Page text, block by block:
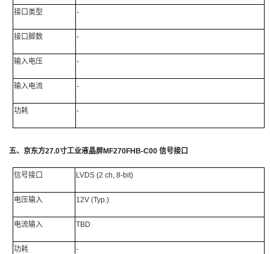
接口类型 -
接口脚数 -
输入电压 -
输入电流 -
功耗 -
五、 京东方27.0寸工业液晶屏MF270FHB-C00 信号接口
信号接口 LVDS (2 ch, 8-bit)
电压输入 12V (Typ.)
电流输入 TBD
功耗 -